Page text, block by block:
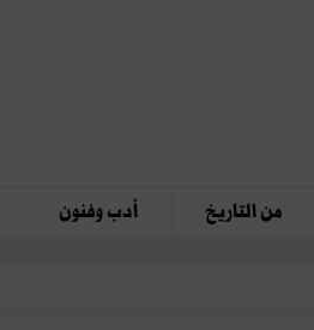
من التاريخ أدب وفنون